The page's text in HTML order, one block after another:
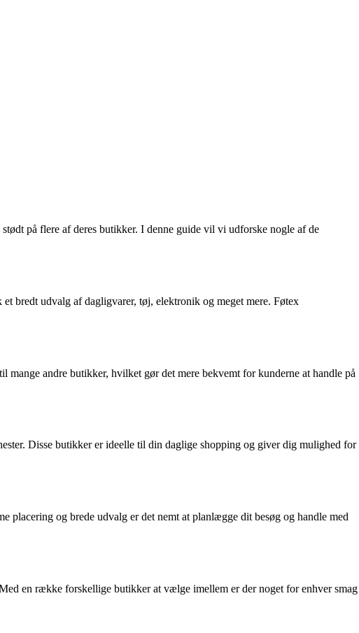
på flere af deres butikker. I denne guide vil vi udforske nogle af de
bredt udvalg af dagligvarer, tøj, elektronik og meget mere. Føtex
andre butikker, hvilket gør det mere bekvemt for kunderne at handle på
Disse butikker er ideelle til din daglige shopping og giver dig mulighed for
placering og brede udvalg er det nemt at planlægge dit besøg og handle med
en række forskellige butikker at vælge imellem er der noget for enhver smag